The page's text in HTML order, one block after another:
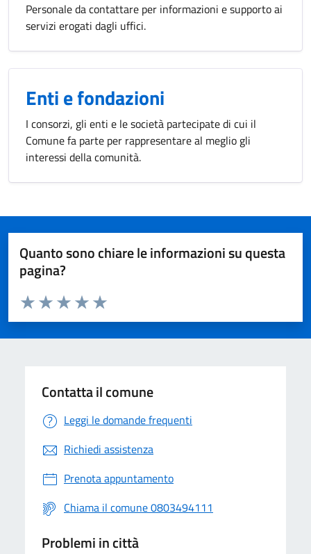
Personale da contattare per informazioni e supporto ai
servizi erogati dagli uffici.
Enti e fondazioni
I consorzi, gli enti e le società partecipate di cui il
Comune fa parte per rappresentare al meglio gli
interessi della comunità.
Quanto sono chiare le informazioni su questa
pagina?
Valuta da 1 a 5 stelle la pagina
Valuta 5 stelle su 5
Valuta 4 stelle su 5
Valuta 3 stelle su 5
Valuta 2 stelle su 5
Valuta 1 stelle su 5
Contatta il comune
Leggi le domande frequenti
Richiedi assistenza
Prenota appuntamento
Chiama il comune 0803494111
Problemi in città